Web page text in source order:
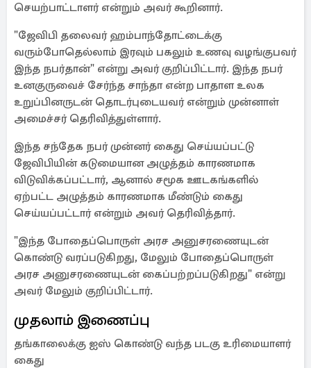
செயற்பாட்டாளர் என்றும் அவர் கூறினார்.
"ஜேவிபி தலைவர் ஹம்பாந்தோட்டைக்கு
வரும்போதெல்லாம் இரவும் பகலும் உணவு வழங்குபவர்
இந்த நபர்தான்" என்று அவர் குறிப்பிட்டார். இந்த நபர்
உனகுருவைச் சேர்ந்த சாந்தா என்ற பாதாள உலக
உறுப்பினருடன் தொடர்புடையவர் என்றும் முன்னாள்
அமைச்சர் தெரிவித்துள்ளார்.
இந்த சந்தேக நபர் முன்னர் கைது செய்யப்பட்டு
ஜேவிபியின் கடுமையான அழுத்தம் காரணமாக
விடுவிக்கப்பட்டார், ஆனால் சமூக ஊடகங்களில்
ஏற்பட்ட அழுத்தம் காரணமாக மீண்டும் கைது
செய்யப்பட்டார் என்றும் அவர் தெரிவித்தார்.
"இந்த போதைப்பொருள் அரச அனுசரணையுடன்
கொண்டு வரப்படுகிறது, மேலும் போதைப்பொருள்
அரச அனுசரணையுடன் கைப்பற்றப்படுகிறது" என்று
அவர் மேலும் குறிப்பிட்டார்.
முதலாம் இணைப்பு
தங்காலைக்கு ஐஸ் கொண்டு வந்த படகு உரிமையாளர்
கைது